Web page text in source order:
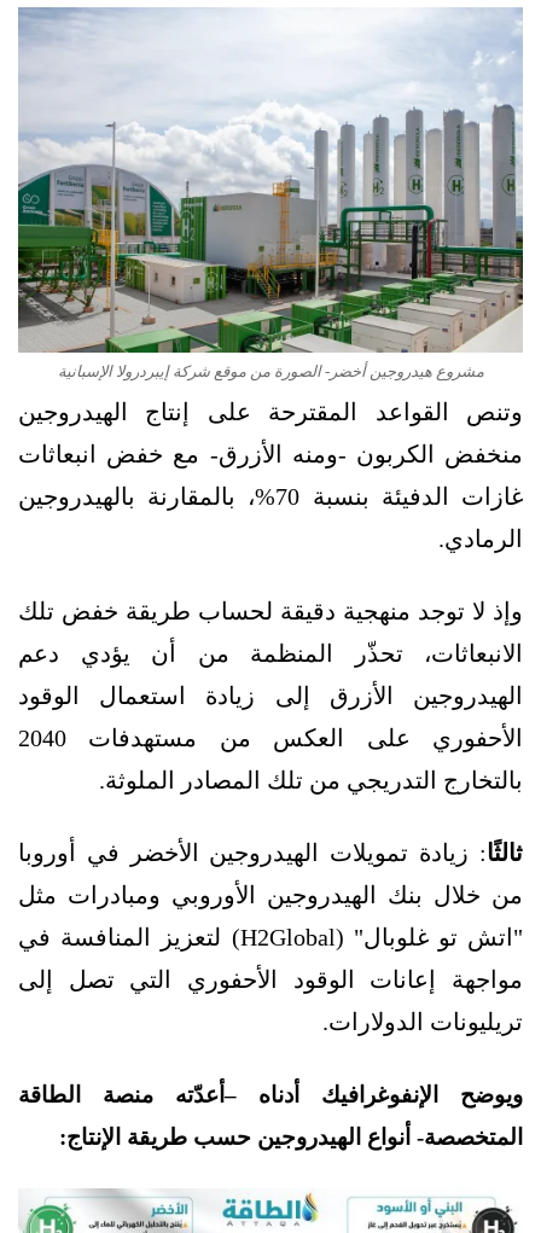
مشروع هيدروجين أخضر- الصورة من موقع شركة إيبردرولا الإسبانية
وتنص القواعد المقترحة على إنتاج الهيدروجين
منخفض الكربون -ومنه الأزرق- مع خفض انبعاثات
غازات الدفيئة بنسبة 70%، بالمقارنة بالهيدروجين
الرمادي.
وإذ لا توجد منهجية دقيقة لحساب طريقة خفض تلك
الانبعاثات، تحذّر المنظمة من أن يؤدي دعم
الهيدروجين الأزرق إلى زيادة استعمال الوقود
الأحفوري على العكس من مستهدفات 2040
بالتخارج التدريجي من تلك المصادر الملوثة.
ثالثًا: زيادة تمويلات الهيدروجين الأخضر في أوروبا
من خلال بنك الهيدروجين الأوروبي ومبادرات مثل
"اتش تو غلوبال" (H2Global) لتعزيز المنافسة في
مواجهة إعانات الوقود الأحفوري التي تصل إلى
تريليونات الدولارات.
ويوضح الإنفوغرافيك أدناه –أعدّته منصة الطاقة
المتخصصة- أنواع الهيدروجين حسب طريقة الإنتاج: